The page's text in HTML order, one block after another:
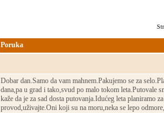
Poruka
Dobar dan.Samo da vam mahnem.Pakujemo se za
dana,pa u grad i tako,svud po malo tokom leta.Putovale
kaže da je za sad dosta putovanja.Idućeg leta planiramo
provod,uživajte.Oni koji su na moru,neka se lepo